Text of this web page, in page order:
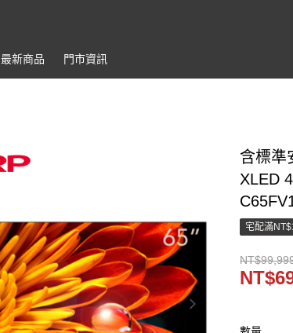
最新商品 門市資訊
含標準
XLED
宅配滿